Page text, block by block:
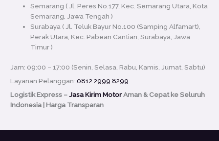
Semarang ( Jl. Peres No.177, Kec. Semarang Utara, Kota
Semarang, Jawa Tengah )
Surabaya ( Jl. Teluk Bayur No.100 (Samping Alfamart),
Perak Utara, Kec. Pabean Cantian, Surabaya, Jawa
Timur)
Jam: 09:00 – 17:00 (Senin, Selasa, Rabu, Kamis, Jumat, Sabtu)
Layanan Pelanggan:0812 2999 8299
Logistik Express –Jasa Kirim MotorAman & Cepat ke Seluruh
Indonesia | Harga Transparan